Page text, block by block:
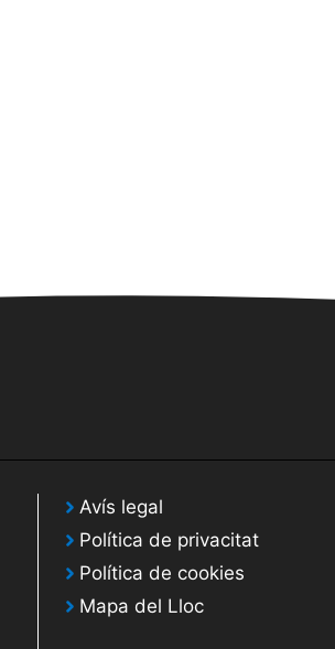
Avís legal
Política de privacitat
Política de cookies
Mapa del Lloc